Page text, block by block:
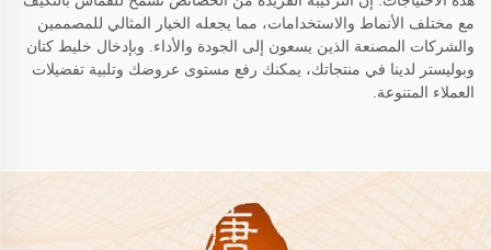
مع مختلف الأنماط والاستخدامات، مما يجعله الخيار المثالي للمصممين
والشركات المصنعة الذين يسعون إلى الجودة والأداء. وبإدخال خليط كتان
وبوليستر لدينا في منتجاتك، يمكنك رفع مستوى عروضك وتلبية تفضيلات
العملاء المتنوعة.